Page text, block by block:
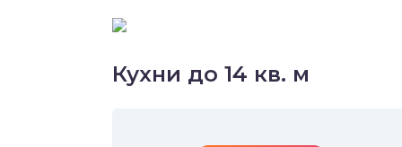
Кухни до 14 кв. м